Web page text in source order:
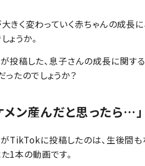
きく変わっていく赤ちゃんの成長
ょうか。
稿した、息子さんの成長に関する
たのでしょうか？
メン産んだと思ったら…
に投稿したのは、生後間も
1本の動画です。